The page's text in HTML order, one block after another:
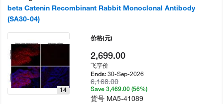
beta Catenin Recombinant Rabbit Monoclonal Antibody
(SA30-04)
14
价格(元)
2,699.00
飞享价
Ends:30-Sep-2026
6,168.00
Save 3,469.00 (56%)
货号 MA5-41089